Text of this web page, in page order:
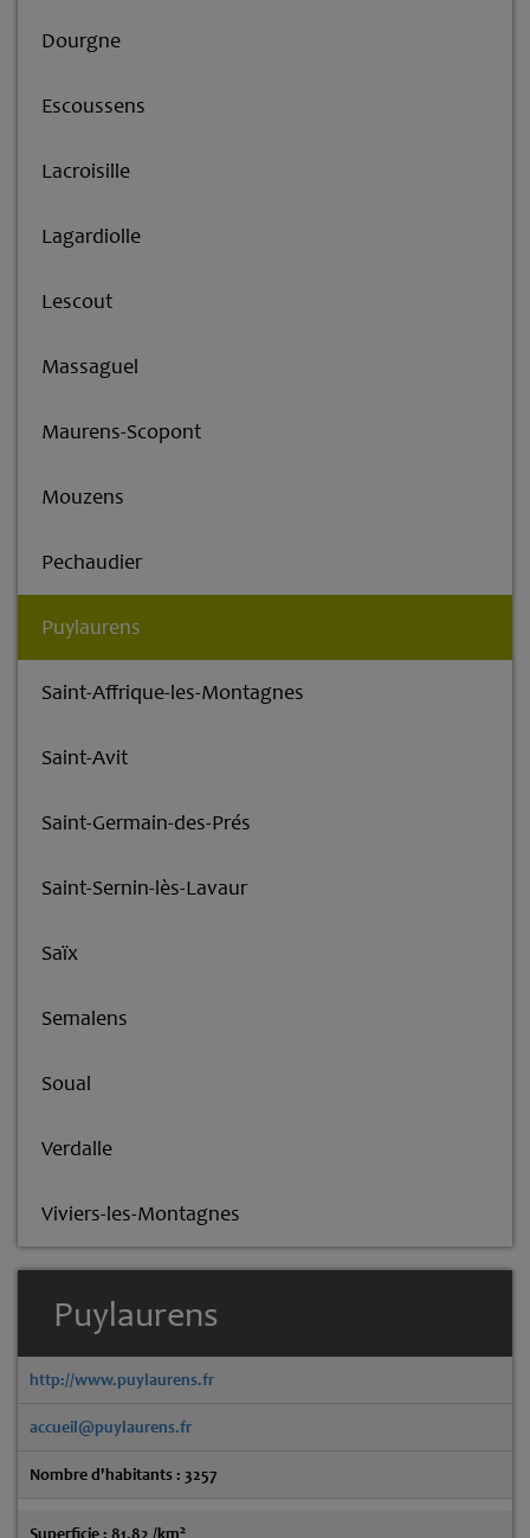
Dourgne
Escoussens
Lacroisille
Lagardiolle
Lescout
Massaguel
Maurens-Scopont
Mouzens
Pechaudier
Puylaurens
Saint-Affrique-les-Montagnes
Saint-Avit
Saint-Germain-des-Prés
Saint-Sernin-lès-Lavaur
Saïx
Semalens
Soual
Verdalle
Viviers-les-Montagnes
Puylaurens
http://www.puylaurens.fr
accueil@puylaurens.fr
Nombre d'habitants : 3257
Superficie : 81.82 /km2